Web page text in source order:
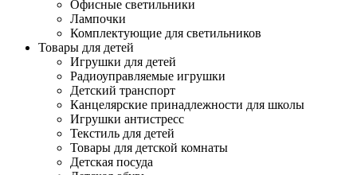
Офисные светильники
Лампочки
Комплектующие для светильников
Товары для детей
Игрушки для детей
Радиоуправляемые игрушки
Детский транспорт
Канцелярские принадлежности для школы
Игрушки антистресс
Текстиль для детей
Товары для детской комнаты
Детская посуда